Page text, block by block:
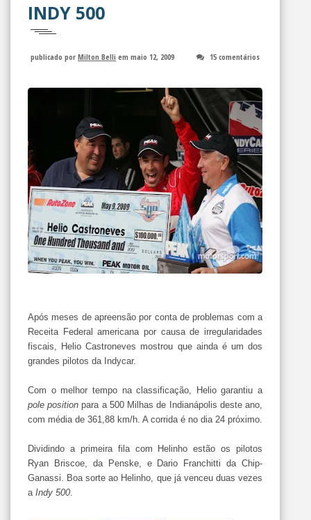
INDY 500
publicado por Milton Belli em maio 12, 2009 15 comentários
Após meses de apreensão por conta de problemas com a
Receita Federal americana por causa de irregularidades
fiscais, Helio Castroneves mostrou que ainda é um dos
grandes pilotos da Indycar.
Com o melhor tempo na classificação, Helio garantiu a
pole position para a 500 Milhas de Indianápolis deste ano,
com média de 361,88 km/h. A corrida é no dia 24 próximo.
Dividindo a primeira fila com Helinho estão os pilotos
Ryan Briscoe, da Penske, e Dario Franchitti da Chip-
Ganassi. Boa sorte ao Helinho, que já venceu duas vezes
a Indy 500.